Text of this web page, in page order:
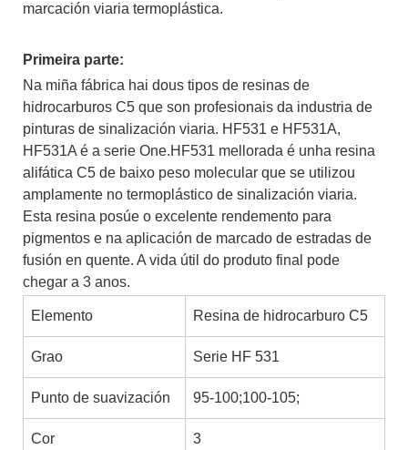
marcación viaria termoplástica.
Primeira parte:
Na miña fábrica hai dous tipos de resinas de
hidrocarburos C5 que son profesionais da industria de
pinturas de sinalización viaria. HF531 e HF531A,
HF531A é a serie One.HF531 mellorada é unha resina
alifática C5 de baixo peso molecular que se utilizou
amplamente no termoplástico de sinalización viaria.
Esta resina posúe o excelente rendemento para
pigmentos e na aplicación de marcado de estradas de
fusión en quente. A vida útil do produto final pode
chegar a 3 anos.
Elemento Resina de hidrocarburo C5
Grao Serie HF 531
Punto de suavización 95-100;100-105;
Cor 3